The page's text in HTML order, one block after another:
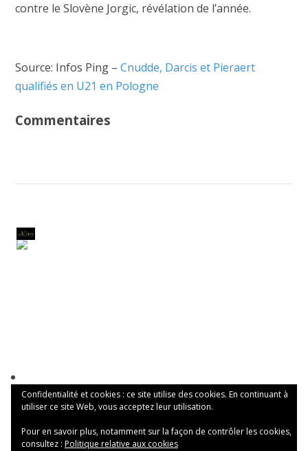
contre le Slovène Jorgic, révélation de l’année.
Source: Infos Ping – Cnudde, Darcis et Pieraert
qualifiés en U21 en Pologne
Commentaires
Confidentialité et cookies : ce site utilise des cookies. En continuant à
utiliser ce site Web, vous acceptez leur utilisation.
Pour en savoir plus, notamment sur la façon de contrôler les cookies,
consultez : Politique relative aux cookies